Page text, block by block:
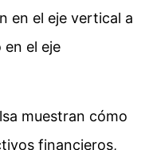
en el eje vertical a
en el eje
muestran cómo
financieros,